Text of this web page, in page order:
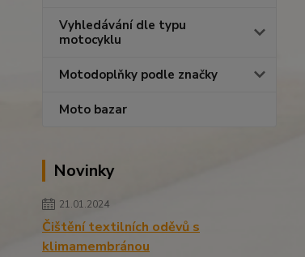
Vyhledávání dle typu
motocyklu
Motodoplňky podle značky
Moto bazar
Novinky
21.01.2024
Čištění textilních oděvů s
klimamembránou